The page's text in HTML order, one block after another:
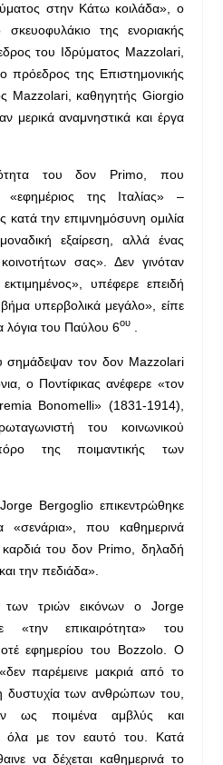
στην Κάτω κοιλάδα», ο
της ενοριακής
του Ιδρύματος Mazzolari,
πρόεδρος της Επιστημονικής
Mazzolari, καθηγητής Giorgio
μερικά αναμνηστικά και έργα
του δον Primo, που
«εφημέριος της Ιταλίας» –
κατά την επιμνημόσυνη ομιλία
εξαίρεση, αλλά ένας
σας». Δεν γινόταν
υπέφερε επειδή
υπερβολικά μεγάλο», είπε
λόγια του Παύλου 6ου
τον δον Mazzolari
ο Ποντίφικας ανέφερε «τον
Bonomelli» (1831-1914),
του κοινωνικού
της ποιμαντικής των
Bergoglio επικεντρώθηκε
«σενάρια», που καθημερινά
καρδιά του δον Primo, δηλαδή
την πεδιάδα».
τριών εικόνων ο Jorge
«την επικαιρότητα» του
εφημερίου του Bozzolo. Ο
παρέμεινε μακριά από το
δυστυχία των ανθρώπων του,
ως ποιμένα αμβλύς και
όλα με τον εαυτό του. Κατά
να δέχεται καθημερινά το